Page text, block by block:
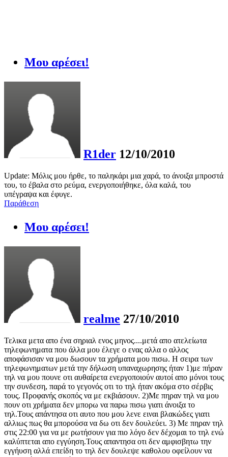
Μου αρέσει!
R1der 12/10/2010
Update: Μόλις μου ήρθε, το παληκάρι μια χαρά, το άνοιξα μπροστά
του, το έβαλα στο ρεύμα, ενεργοποιήθηκε, όλα καλά, του
υπέγραψα και έφυγε.
Παράθεση
Μου αρέσει!
realme 27/10/2010
Τελικα μετα απο ένα σηριαλ ενος μηνος....μετά απο ατελείωτα
τηλεφωνηματα που άλλα μου έλεγε ο ενας αλλα ο αλλος
αποφάσισαν να μου δωσουν τα χρήματα μου πισω. Η σειρα των
τηλεφωνηματων μετά την δήλωση υπαναχωρησης ήταν 1)με πήραν
τηλ να μου πουνε οτι αυθαίρετα ενεργοποιούν αυτοί απο μόνοι τους
την συνδεση, παρά το γεγονός οτι το τηλ ήταν ακόμα στο σέρβις
τους. Προφανής σκοπός να με εκβιάσουν. 2)Με πηραν τηλ να μου
πουν οτι χρήματα δεν μπορω να παρω πισω γιατι άνοιξα το
τηλ.Τους απάντησα οτι αυτο που μου λενε ειναι βλακώδες γιατι
αλλιως πως θα μπορούσα να δω οτι δεν δουλεύει. 3) Με πηραν τηλ
στις 22:00 για να με ρωτήσουν για πιο λόγο δεν δέχομαι το τηλ ενώ
καλύπτεται απο εγγύηση.Τους απαντησα οτι δεν αμφισβητω την
εγγήυση αλλά επείδη το τηλ δεν δουλεψε καθολου οφείλουν να